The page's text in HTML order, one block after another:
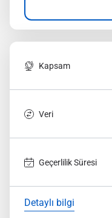
Kapsam
Veri
Geçerlilik Süresi
Detaylı bilgi